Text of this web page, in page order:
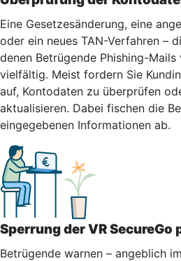
Eine Gesetzesänderung, eine
oder ein neues TAN-Verfahren –
denen Betrügende Phishing-Mails
vielfältig. Meist fordern Sie
auf, Kontodaten zu überprüfen
aktualisieren. Dabei fischen die
eingegebenen Informationen ab.
Sperrung der VR SecureGo
Betrügende warnen – angeblich